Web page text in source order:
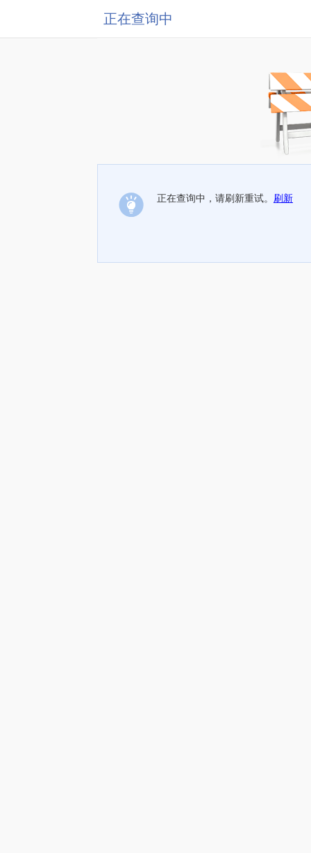
正在查询中
正在查询中，请刷新重试。 刷新